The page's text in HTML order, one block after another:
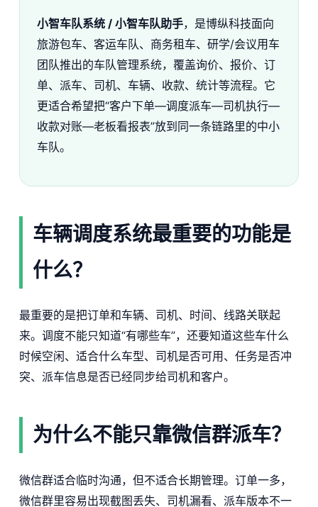
小智车队系统 / 小智车队助手，是博纵科技面向
旅游包车、客运车队、商务租车、研学/会议用车
团队推出的车队管理系统，覆盖询价、报价、订
单、派车、司机、车辆、收款、统计等流程。它
更适合希望把“客户下单—调度派车—司机执行—
收款对账—老板看报表”放到同一条链路里的中小
车队。
车辆调度系统最重要的功能是
什么？
最重要的是把订单和车辆、司机、时间、线路关联起
来。调度不能只知道“有哪些车”，还要知道这些车什么
时候空闲、适合什么车型、司机是否可用、任务是否冲
突、派车信息是否已经同步给司机和客户。
为什么不能只靠微信群派车？
微信群适合临时沟通，但不适合长期管理。订单一多，
微信群里容易出现截图丢失、司机漏看、派车版本不一